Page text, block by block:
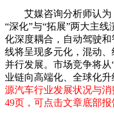
艾媒咨询分析师认为
“深化”与“拓展”两大主
化深度耦合，自动驾驶
线将呈现多元化，混动
并行发展。市场竞争将从
业链向高端化、全球化升
源汽车行业发展状况与
49页，可点击文章底部报